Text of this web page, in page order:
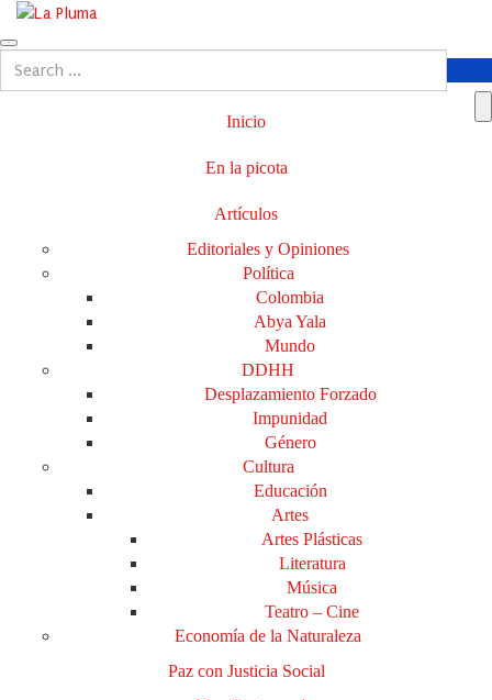
Inicio
En la picota
Artículos
Editoriales y Opiniones
Política
Colombia
Abya Yala
Mundo
DDHH
Desplazamiento Forzado
Impunidad
Género
Cultura
Educación
Artes
Artes Plásticas
Literatura
Música
Teatro – Cine
Economía de la Naturaleza
Paz con Justicia Social